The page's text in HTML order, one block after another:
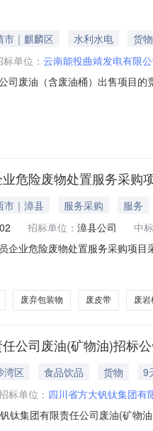
市｜麒麟区 水利水电
货物
标单位： 云南能投曲靖发电有限
司废油（含废油桶）出售项目
批，含30只废空油桶。此数量
危险废物处置服务采购
市｜漳县 服务采购
服务
招标单位： 漳县公司
中
企业危险废物处置服务采购项
中标数量漳县公司FWBM-
废弃包装物 废皮带 废岩
公司废油(矿物油)招标
湾区 食品饮品 货物
9
标单位： 四川省方大钒钛集团有
钛集团有限责任公司废油(矿物